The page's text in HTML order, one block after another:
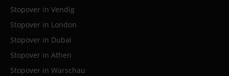
Stopover in Vendig
Stopover in London
Stopover in Dubai
Stopover in Athen
Stopover in Warschau